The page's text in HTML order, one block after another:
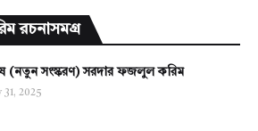
রচনাসমগ্র
(নতুন সংস্করণ) সরদার ফজলুল করিম
31, 2025